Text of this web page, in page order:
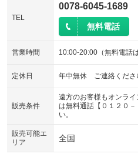
TEL
0078-6045-1689
無料電話
営業時間 10:00-20:00（無料電話
定休日 年中無休 ご連絡くだ
販売条件
遠方のお客様もオンラ
は無料通話【０１２０
い。
販売可能エ
リア
全国